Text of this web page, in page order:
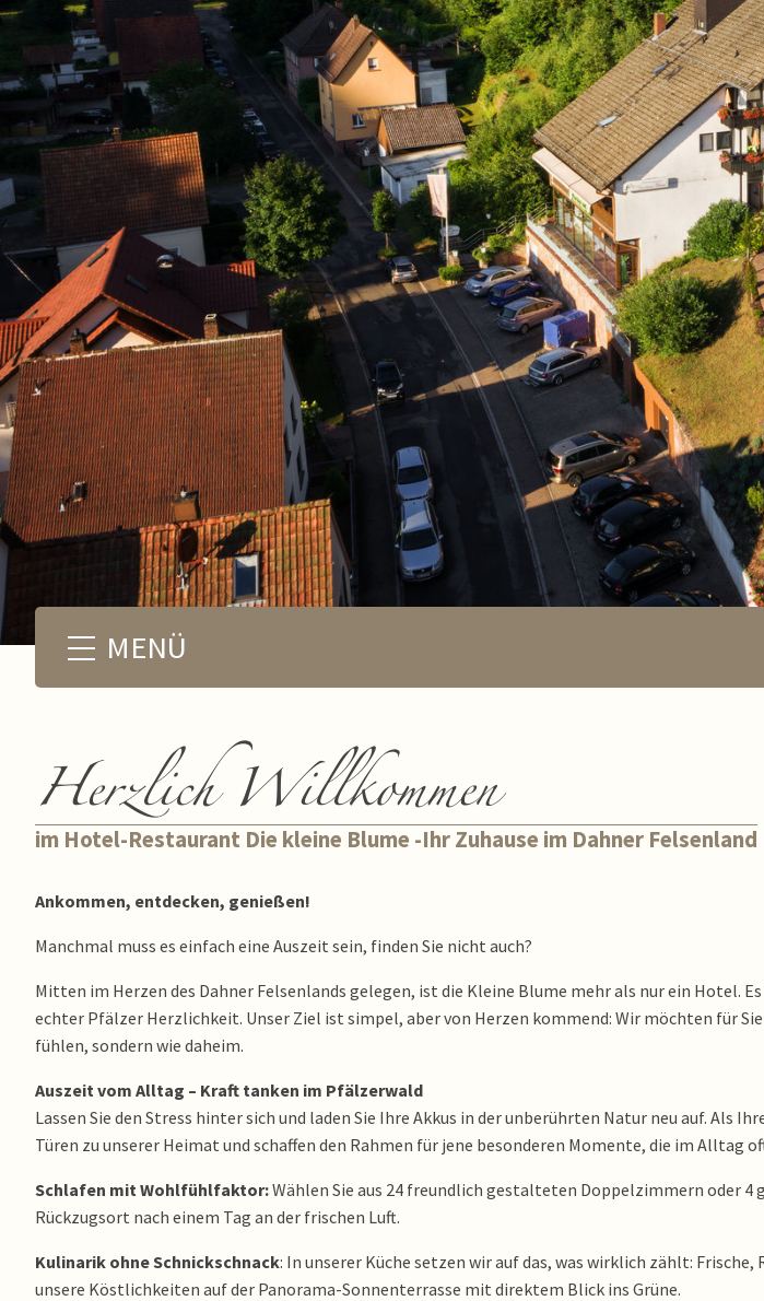
MENÜ
Herzlich Willkommen
im Hotel-Restaurant Die kleine Blume -Ihr Zuhause im Dahner Felsenland
Ankommen, entdecken, genießen!
Manchmal muss es einfach eine Auszeit sein, finden Sie nicht auch?
Mitten im Herzen des Dahner Felsenlands gelegen, ist die Kleine Blume mehr als nur ein Hotel.
echter Pfälzer Herzlichkeit. Unser Ziel ist simpel, aber von Herzen kommend: Wir möchten für
fühlen, sondern wie daheim.
Auszeit vom Alltag – Kraft tanken im Pfälzerwald
Lassen Sie den Stress hinter sich und laden Sie Ihre Akkus in der unberührten Natur neu auf. Als
Türen zu unserer Heimat und schaffen den Rahmen für jene besonderen Momente, die im Alltag
Schlafen mit Wohlfühlfaktor:Wählen Sie aus 24 freundlich gestalteten Doppelzimmern oder
Rückzugsort nach einem Tag an der frischen Luft.
Kulinarik ohne Schnickschnack: In unserer Küche setzen wir auf das, was wirklich zählt:
unsere Köstlichkeiten auf der Panorama-Sonnenterrasse mit direktem Blick ins Grüne.